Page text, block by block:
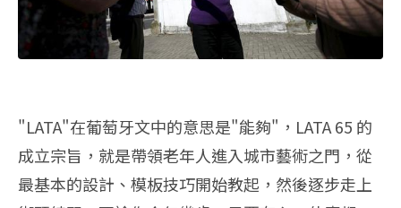
"LATA"在葡萄牙文中的意思是"能夠"，LATA 65 的
成立宗旨，就是帶領老年人進入城市藝術之門，從
最基本的設計、模板技巧開始教起，然後逐步走上